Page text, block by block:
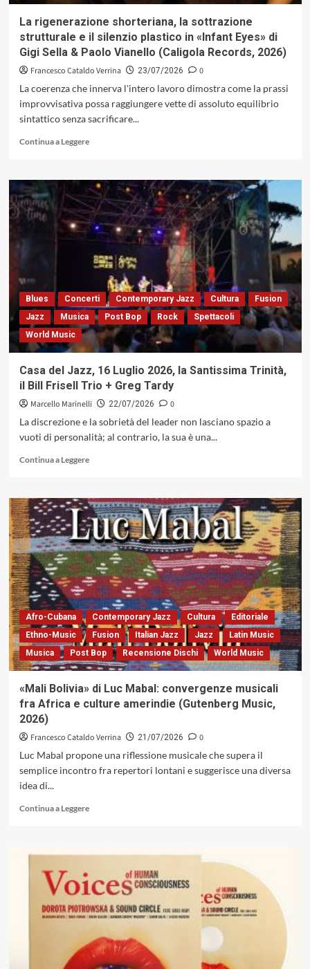
linguaggio
(Alfa
Music,
2026)
La rigenerazione shorteriana, la sottrazione
strutturale e il silenzio plastico in «Infant Eyes» di
Gigi Sella & Paolo Vianello (Caligola Records, 2026)
Francesco Cataldo Verrina 23/07/2026
0
La coerenza che innerva l'intero lavoro dimostra come la prassi
improvvisativa possa raggiungere vette di assoluto equilibrio
sintattico senza sacrificare...
Continua a LeggereLeggi
su
La
rigenerazione
shorteriana,
la
sottrazione
strutturale
silenzio
plastico
in
«Infant
Eyes»
Gigi
Sella
&
Vianello
(Caligola
Blues Concerti Contemporary Jazz Cultura
Fusion
Jazz
Musica Post Bop Rock
Spettacoli
World Music
Casa del Jazz, 16 Luglio 2026, la Santissima Trinità,
il Bill Frisell Trio + Greg Tardy
Marcello Marinelli 22/07/2026
0
La discrezione e la sobrietà del leader non lasciano spazio a
vuoti di personalità; al contrario, la sua è una...
Continua a LeggereLeggi
su
Casa
del
Jazz,
16
Luglio
2026,
la
Santissima
Trinità,
il
Bill
Frisell
Trio
Greg
Tardy
Afro-Cubana Contemporary Jazz Cultura
Editoriale
Ethno-Music
Fusion Italian Jazz Jazz
Latin Music
Musica
Post Bop Recensione Dischi World Music
«Mali Bolivia» di Luc Mabal: convergenze musicali
fra Africa e culture amerindie (Gutenberg Music,
2026)
Francesco Cataldo Verrina 21/07/2026
0
Luc Mabal propone una riflessione musicale che supera il
semplice incontro fra repertori lontani e suggerisce una diversa
idea di...
Continua a LeggereLeggi
Bolivia»
di
Luc
Mabal:
convergenze
musicali
fra
Africa